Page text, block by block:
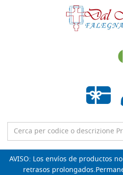
Lista de
AVISO: Los envíos de productos
retrasos